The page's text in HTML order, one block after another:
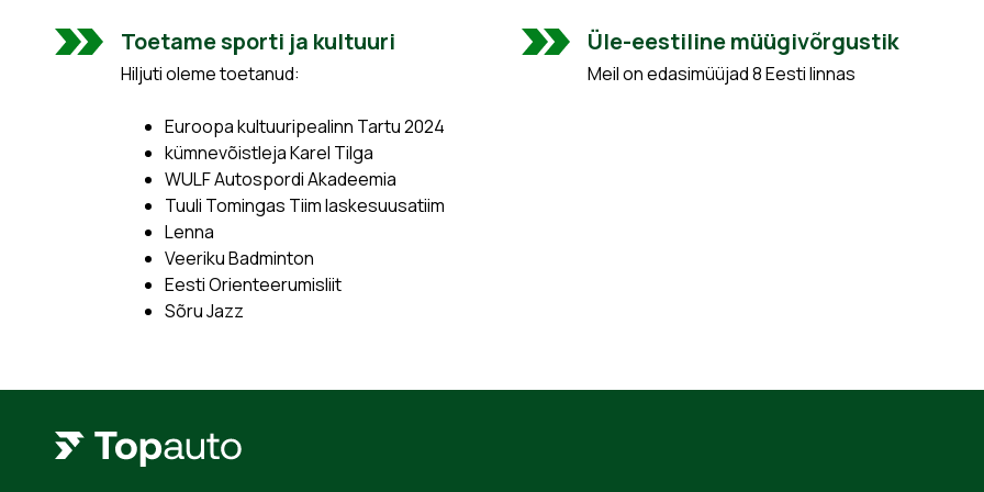
Toetame sporti ja kultuuri
Hiljuti oleme toetanud:
Euroopa kultuuripealinn Tartu 2024
kümnevõistleja Karel Tilga
WULF Autospordi Akadeemia
Tuuli Tomingas Tiim laskesuusatiim
Lenna
Veeriku Badminton
Eesti Orienteerumisliit
Sõru Jazz
Üle-eestiline müügivõrgustik
Meil on edasimüüjad 8 Eesti linnas